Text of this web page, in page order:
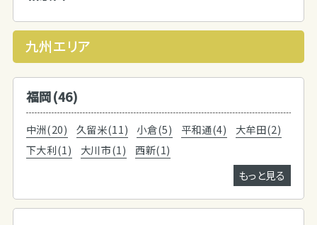
九州エリア
福岡(46)
中洲(20) 久留米(11) 小倉(5) 平和通(4)
大牟田(2)
下大利(1)
大川市(1)
西新(1)
もっと見る